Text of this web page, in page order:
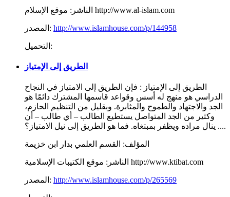
الناشر: موقع الإسلام http://www.al-islam.com
المصدر: http://www.islamhouse.com/p/144958
التحميل:
الطريق إلى الإمتياز
الطريق إلى الإمتياز : فإن الطريق إلى الامتياز في النجاح
الدراسي هو منهج له أسس وقواعد قاسمها المشترك دائمًا هو
الجد والاجتهاد والطموح والمثابرة. وبقليل من التنظيم الحازم،
وكثير من الجد المتواصل يستطيع الطالب – أي طالب – أن
ينال مراده ويظفر بمبتغاه. فما هو الطريق إلى نيل الامتياز؟ ....
المؤلف: القسم العلمي بدار ابن خزيمة
الناشر: موقع الكتيبات الإسلامية http://www.ktibat.com
المصدر: http://www.islamhouse.com/p/265569